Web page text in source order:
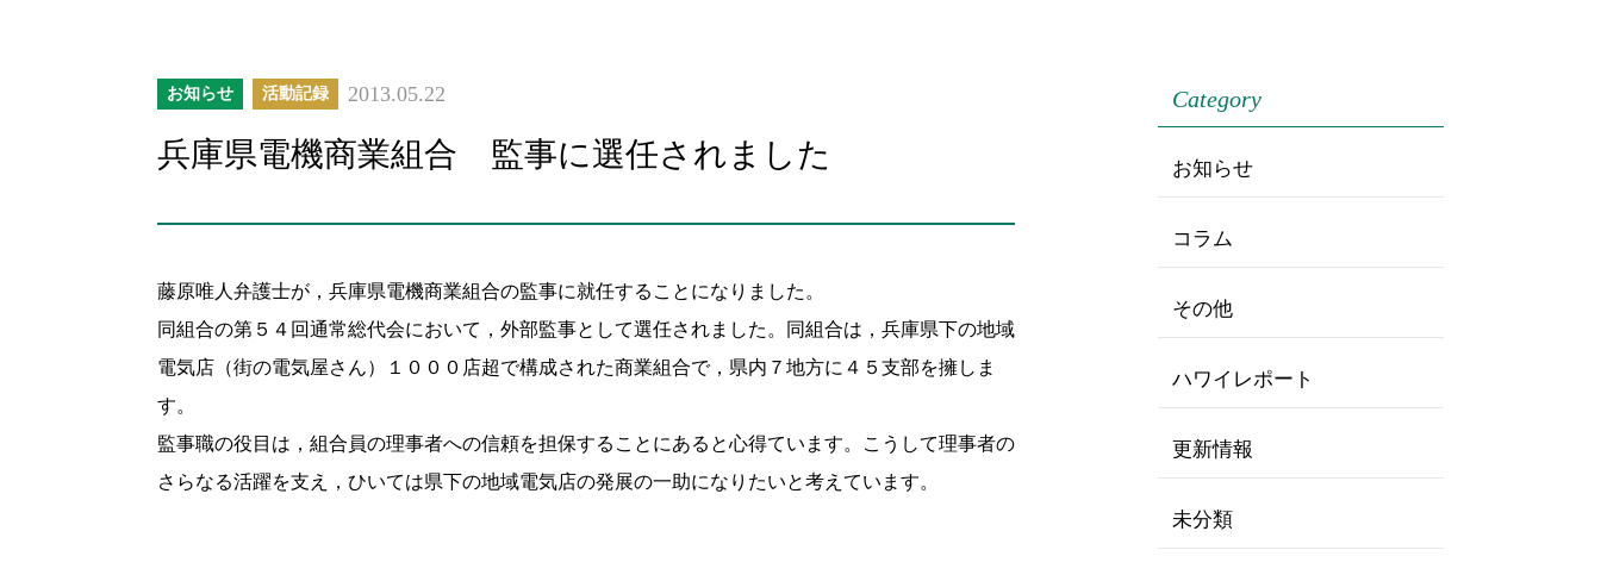
お知らせ 活動記録 2013.05.22
兵庫県電機商業組合 監事に選任されました
藤原唯人弁護士が，兵庫県電機商業組合の監事に就任することになりました。
同組合の第５４回通常総代会において，外部監事として選任されました。同組合は，兵庫県下の地域
電気店（街の電気屋さん）１０００店超で構成された商業組合で，県内７地方に４５支部を擁しま
す。
監事職の役目は，組合員の理事者への信頼を担保することにあると心得ています。こうして理事者の
さらなる活躍を支え，ひいては県下の地域電気店の発展の一助になりたいと考えています。
Category
お知らせ
コラム
その他
ハワイレポート
更新情報
未分類